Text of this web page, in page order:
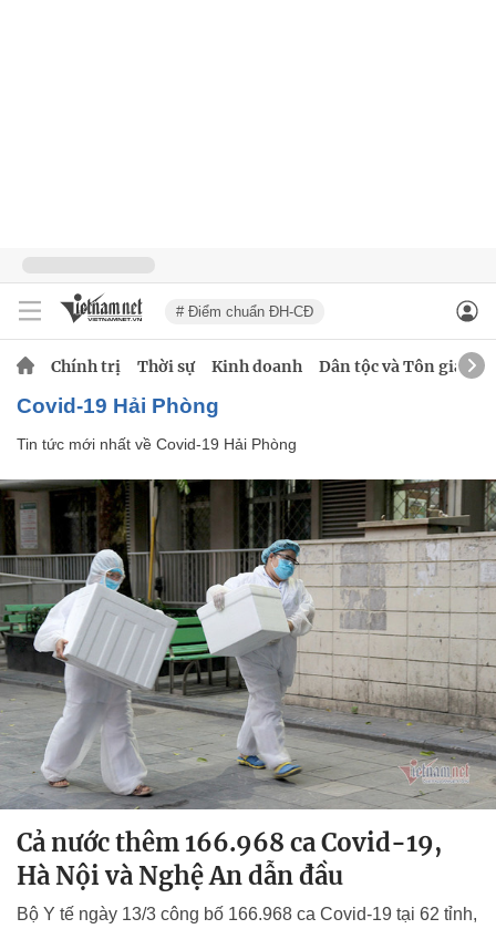
# Điểm chuẩn ĐH-CĐ
Chính trị Thời sự Kinh doanh Dân tộc và Tôn giáo
Covid-19 Hải Phòng
Tin tức mới nhất về Covid-19 Hải Phòng
Cả nước thêm 166.968 ca Covid-19,
Hà Nội và Nghệ An dẫn đầu
Bộ Y tế ngày 13/3 công bố 166.968 ca Covid-19 tại 62 tỉnh,